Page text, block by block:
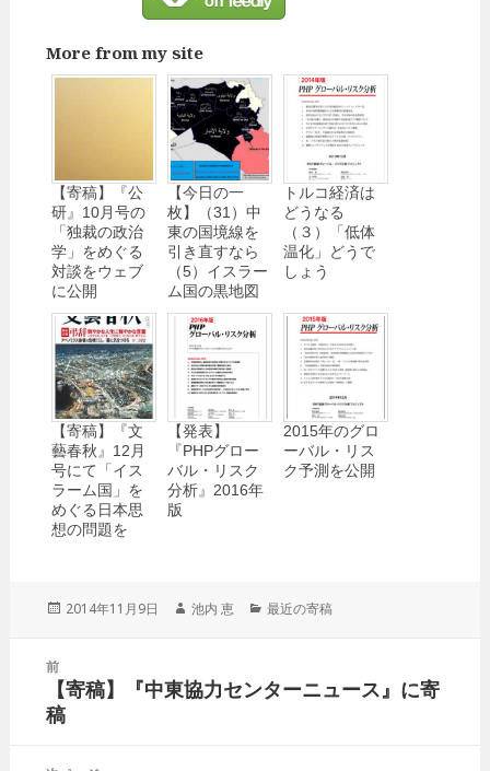
More from my site
【寄稿】『公
研』10月号の
「独裁の政治
学」をめぐる
対談をウェブ
に公開
【今日の一
枚】（31）中
東の国境線を
引き直すなら
（5）イスラー
ム国の黒地図
トルコ経済は
どうなる
（３）「低体
温化」どうで
しょう
【寄稿】『文
藝春秋』12月
号にて「イス
ラーム国」を
めぐる日本思
想の問題を
【発表】
『PHPグロー
バル・リスク
分析』2016年
版
2015年のグロ
ーバル・リス
ク予測を公開
投
2014年11月9日
作
池内 恵
カ
ー
最近の寄稿
前
前
の
【寄稿】『中東協力センターニュース』に寄
稿